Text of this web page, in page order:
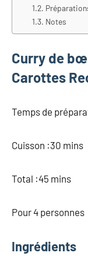
Notes
Curry de
Carottes
Temps de
Cuisson :30 mins
Total :45 mins
Pour 4 personnes
Ingrédients